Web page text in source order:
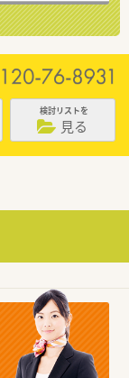
検討リストを
見る